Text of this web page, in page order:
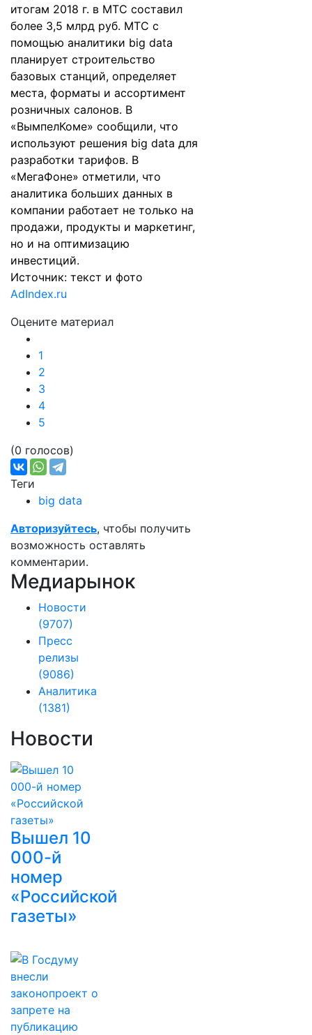
итогам 2018 г. в МТС составил
более 3,5 млрд руб. МТС с
помощью аналитики big data
планирует строительство
базовых станций, определяет
места, форматы и ассортимент
розничных салонов. В
«ВымпелКоме» сообщили, что
используют решения big data для
разработки тарифов. В
«МегаФоне» отметили, что
аналитика больших данных в
компании работает не только на
продажи, продукты и маркетинг,
но и на оптимизацию
инвестиций.
Источник: текст и фото
AdIndex.ru
Оцените материал
1
2
3
4
5
(0 голосов)
Теги
big data
Авторизуйтесь, чтобы получить
возможность оставлять
комментарии.
Медиарынок
Новости
(9707)
Пресс
релизы
(9086)
Аналитика
(1381)
Новости
Вышел 10
000-й
номер
«Российской
газеты»